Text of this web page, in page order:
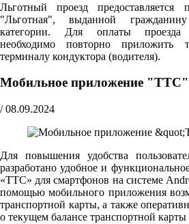
Льготный проезд предоставляется
"Льготная", выданной
категории. Для оплаты проезда
необходимо повторно приложить
терминалу кондуктора (водителя).
Мобильное приложение "ТТС"
/ 08.09.2024
Для повышения удобства
разработано удобное и
«ТТС» для смартфонов на системе
помощью мобильного приложения
транспортной карты, а также
о текущем балансе транспортной